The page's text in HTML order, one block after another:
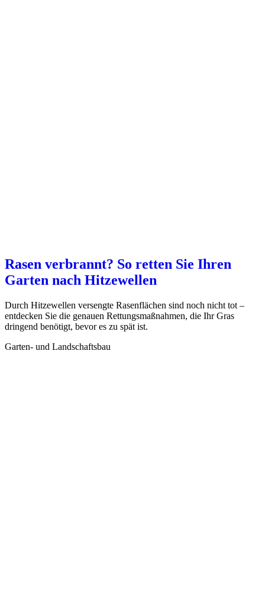
Rasen verbrannt? So retten Sie Ihren
Garten nach Hitzewellen
Durch Hitzewellen versengte Rasenflächen sind noch nicht tot –
entdecken Sie die genauen Rettungsmaßnahmen, die Ihr Gras
dringend benötigt, bevor es zu spät ist.
Garten- und Landschaftsbau